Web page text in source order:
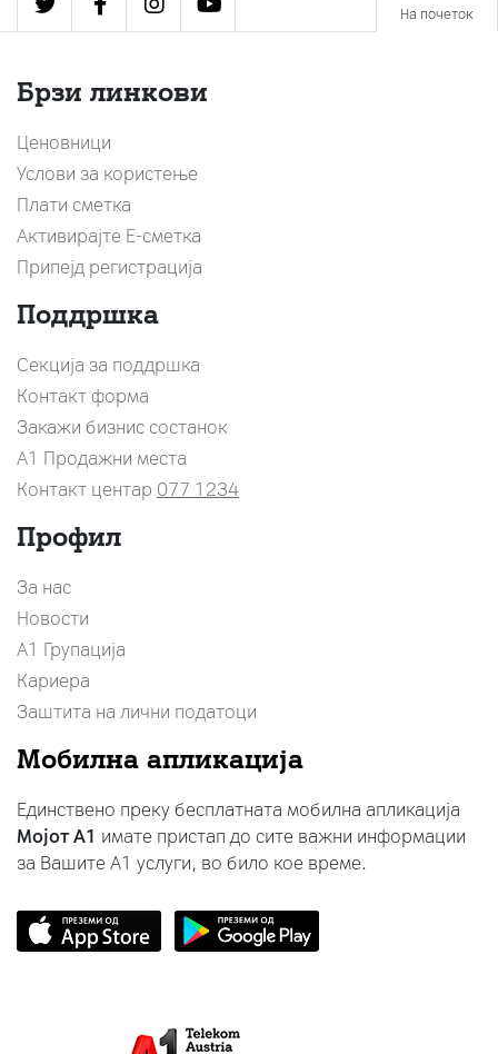
На почеток
Брзи линкови
Ценовници
Услови за користење
Плати сметка
Активирајте Е-сметка
Припејд регистрација
Поддршка
Секција за поддршка
Контакт форма
Закажи бизнис состанок
A1 Продажни места
Контакт центар 077 1234
Профил
За нас
Новости
А1 Групација
Кариера
Заштита на лични податоци
Мобилна апликација
Единствено преку бесплатната мобилна апликација
Мојот A1 имате пристап до сите важни информации
за Вашите A1 услуги, во било кое време.